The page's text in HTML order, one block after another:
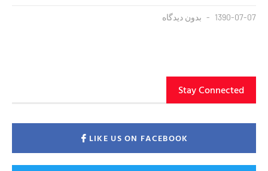
1390-07-07 بدون دیدگاه
Stay Connected
LIKE US ON FACEBOOK